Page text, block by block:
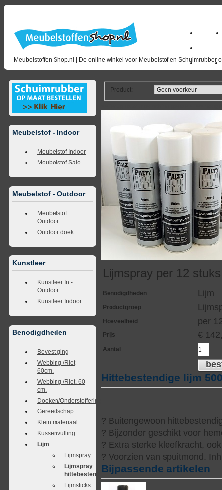
Meubelstoffen Shop.nl | De online winkel voor Meubelstof en Schuimrubber
Home
Outlet
Meubelstof - Indoor
Meubelstof Indoor
Meubelstof Sale
Meubelstof - Outdoor
Meubelstof
Outdoor
Outdoor doek
Kunstleer
Kunstleer In -
Outdoor
Kunstleer Indoor
Benodigdheden
Bevestiging
Webbing /Riet
60cm.
Webbing /Riet. 60
cm.
Doeken/Onderstoffering
Gereedschap
Klein materiaal
Kussenvulling
Lijm
Lijmspray
Lijmspray
hittebestendig
Lijmsticks
Product:
Lijmspray per 12 stuks
Benodigdheden Lijm
Productgroep
Hoeveelheid per
Prijs €
Aantal
Hittebestendige lijm
? Buitengewoon
? Bijzonder geschikt voor
? Extra sterke kleefkracht,
? Voorzien van spuitmond.
Bijpassende artikelen